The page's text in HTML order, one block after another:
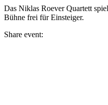
Das Niklas Roever Quartett
Bühne frei für Einsteiger.
Share event: